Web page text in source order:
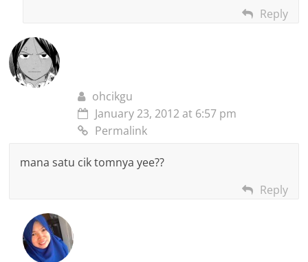
Reply
ohcikgu
January 23, 2012 at 6:57 pm
Permalink
mana satu cik tomnya yee??
Reply